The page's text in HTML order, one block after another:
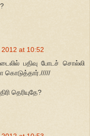
at 10:52
பதிவு போடச் சொல்லி
கொடுத்தார்./////
தெரியுதே?